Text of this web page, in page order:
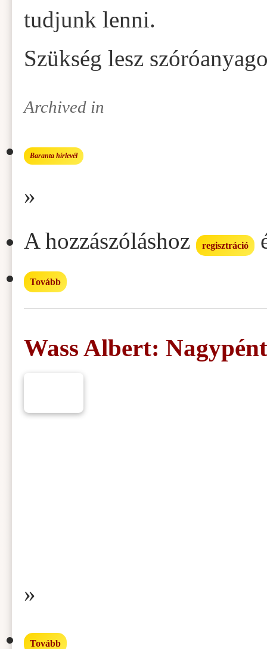
tudjunk lenni.
Szükség lesz
Archived in
Baranta hírlevél
»
A hozzászóláshoz
regisztráció
Tovább
Wass Albert:
»
Tovább